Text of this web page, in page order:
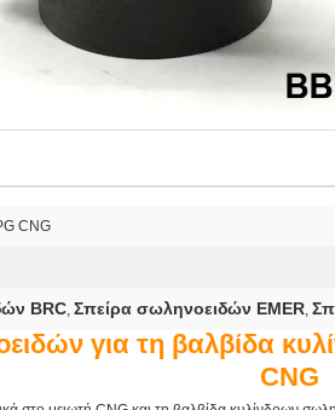
CNG
BRC, Σπείρα σωληνοειδών EMER,
για τη βαλβίδα
CNG